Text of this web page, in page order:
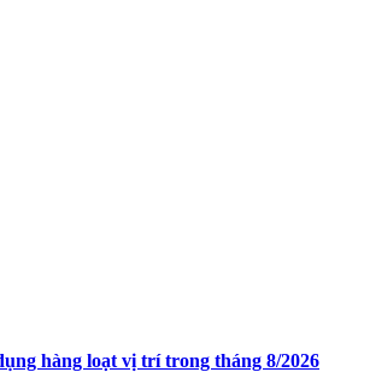
hàng loạt vị trí trong tháng 8/2026